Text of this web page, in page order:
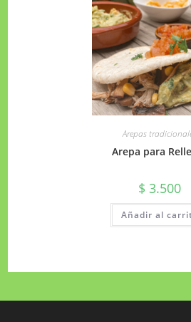
Arepas
Arepa para
$ 3.500
Añadir al